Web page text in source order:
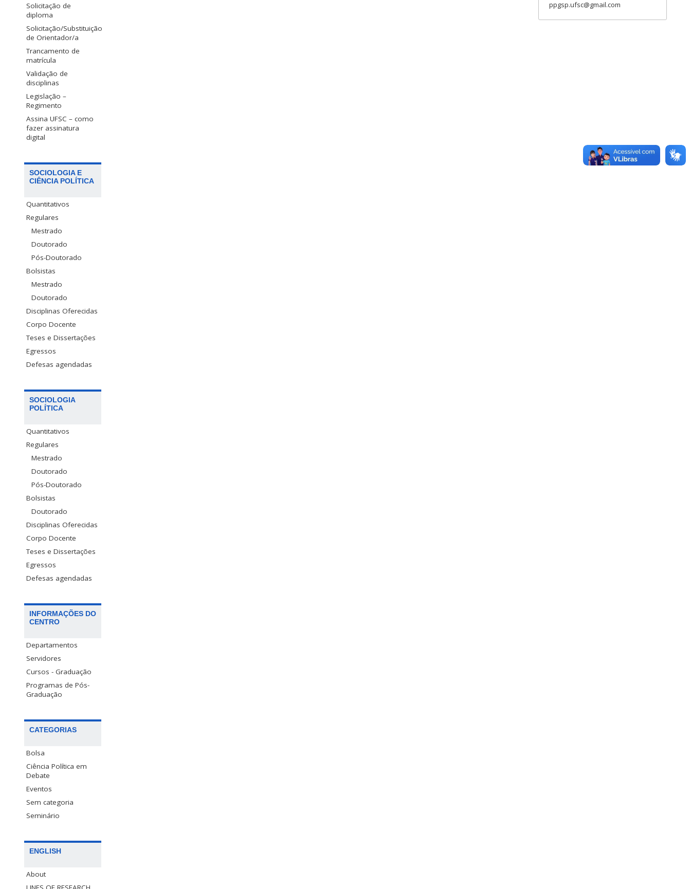
Solicitação de
diploma
Solicitação/Substituição
de Orientador/a
Trancamento de
matrícula
Validação de
disciplinas
Legislação –
Regimento
Assina UFSC – como
fazer assinatura
digital
SOCIOLOGIA E
CIÊNCIA POLÍTICA
Quantitativos
Regulares
Mestrado
Doutorado
Pós-Doutorado
Bolsistas
Mestrado
Doutorado
Disciplinas Oferecidas
Corpo Docente
Teses e Dissertações
Egressos
Defesas agendadas
SOCIOLOGIA
POLÍTICA
Quantitativos
Regulares
Mestrado
Doutorado
Pós-Doutorado
Bolsistas
Doutorado
Disciplinas Oferecidas
Corpo Docente
Teses e Dissertações
Egressos
Defesas agendadas
INFORMAÇÕES DO
CENTRO
Departamentos
Servidores
Cursos - Graduação
Programas de Pós-
Graduação
CATEGORIAS
Bolsa
Ciência Política em
Debate
Eventos
Sem categoria
Seminário
ENGLISH
About
ppgsp.ufsc@gmail.com